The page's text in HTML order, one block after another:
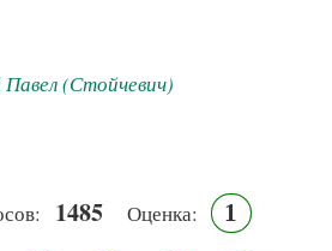
(Стойчевич)
1485 Оценка: 1